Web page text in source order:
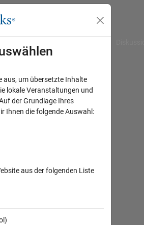
aus, um übersetzte Inhalte
lokale Veranstaltungen und
der Grundlage Ihres
Ihnen die folgende Auswahl:
aus der folgenden Liste